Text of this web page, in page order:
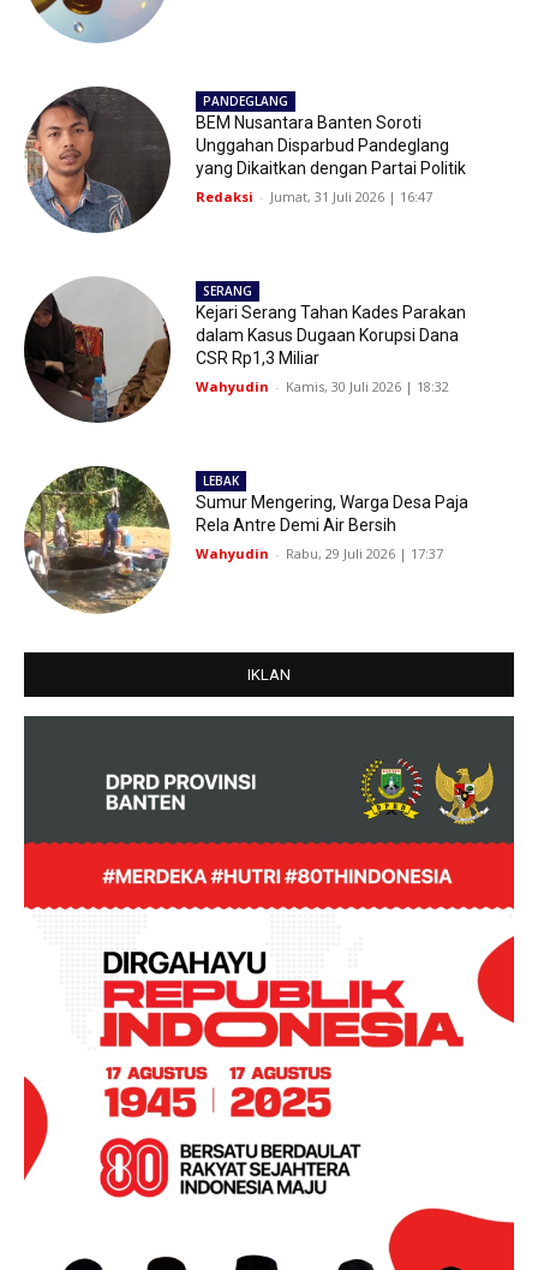
PANDEGLANG
BEM Nusantara Banten Soroti
Unggahan Disparbud Pandeglang
yang Dikaitkan dengan Partai Politik
Redaksi - Jumat, 31 Juli 2026 | 16:47
SERANG
Kejari Serang Tahan Kades Parakan
dalam Kasus Dugaan Korupsi Dana
CSR Rp1,3 Miliar
Wahyudin - Kamis, 30 Juli 2026 | 18:32
LEBAK
Sumur Mengering, Warga Desa Paja
Rela Antre Demi Air Bersih
Wahyudin - Rabu, 29 Juli 2026 | 17:37
IKLAN